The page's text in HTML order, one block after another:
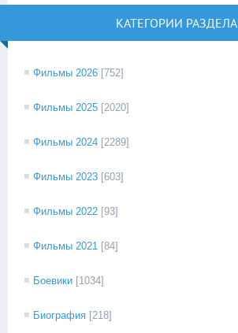
КАТЕГОРИИ РАЗДЕЛА
Фильмы 2026 [752]
Фильмы 2025 [2020]
Фильмы 2024 [2289]
Фильмы 2023 [603]
Фильмы 2022 [93]
Фильмы 2021 [84]
Боевики [1034]
Биография [218]